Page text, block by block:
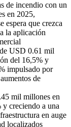
de incendio con un
en 2025,
espera que crezca
la aplicación
USD 0.61 mil
del 16,5% y
impulsado por
de
mil millones en
creciendo a una
en auge
localizados